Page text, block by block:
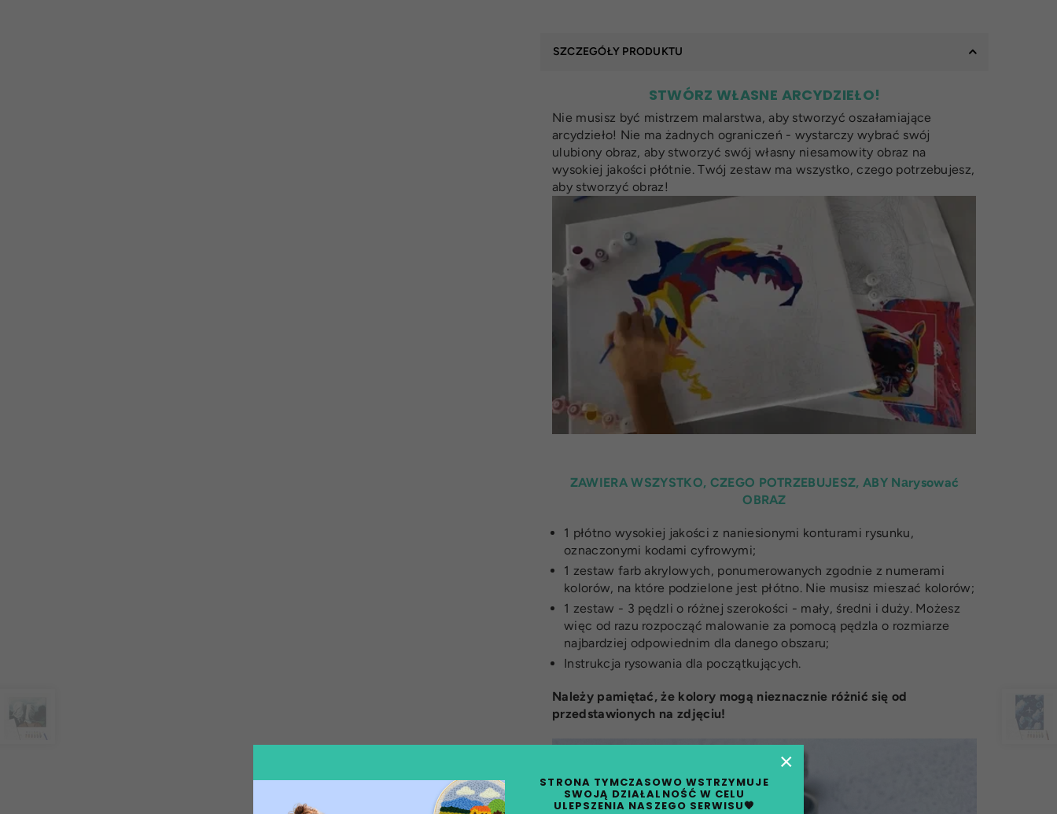
STRONA TYMCZASOWO WSTRZYMUJE
SWOJĄ DZIAŁALNOŚĆ W CELU
ULEPSZENIA NASZEGO SERWISU🧡
×
SZCZEGÓŁY PRODUKTU
STWÓRZ WŁASNE ARCYDZIEŁO!
Nie musisz być mistrzem malarstwa, aby stworzyć oszałamiające
arcydzieło! Nie ma żadnych ograniczeń - wystarczy wybrać swój
ulubiony obraz, aby stworzyć swój własny niesamowity obraz na
wysokiej jakości płótnie. Twój zestaw ma wszystko, czego potrzebujesz,
aby stworzyć obraz!
ZAWIERA WSZYSTKO, CZEGO POTRZEBUJESZ, ABY Nаrysować
OBRAZ
1 płótno wysokiej jakości z naniesionymi konturami rysunku,
oznaczonymi kodami cyfrowymi;
1 zestaw farb akrylowych, ponumerowanych zgodnie z numerami
kolorów, na które podzielone jest płótno. Nie musisz mieszać kolorów;
1 zestaw - 3 pędzli o różnej szerokości - mały, średni i duży. Możesz
więc od razu rozpocząć malowanie za pomocą pędzla o rozmiarze
najbardziej odpowiednim dla danego obszaru;
Instrukcja rysowania dla początkujących.
Należy pamiętać, że kolory mogą nieznacznie różnić się od
przedstawionych na zdjęciu!